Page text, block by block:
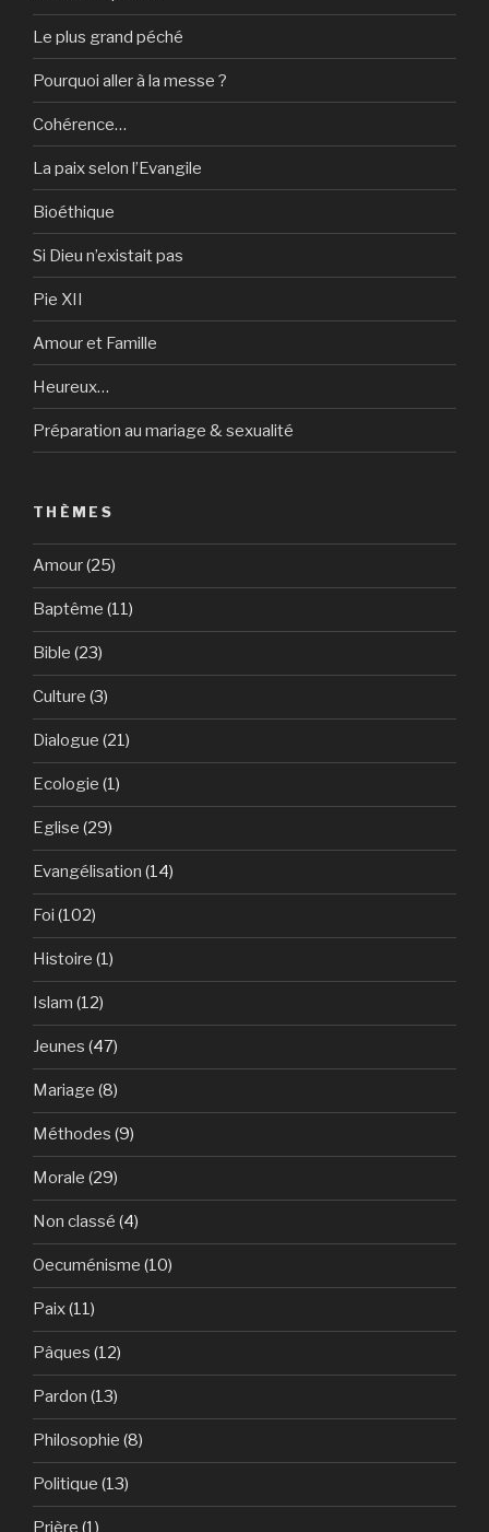
Le plus grand péché
Pourquoi aller à la messe ?
Cohérence…
La paix selon l’Evangile
Bioéthique
Si Dieu n’existait pas
Pie XII
Amour et Famille
Heureux…
Préparation au mariage & sexualité
THÈMES
Amour(25)
Baptême (11)
Bible (23)
Culture (3)
Dialogue (21)
Ecologie (1)
Eglise (29)
Evangélisation (14)
Foi (102)
Histoire (1)
Islam (12)
Jeunes (47)
Mariage (8)
Méthodes (9)
Morale (29)
Non classé (4)
Oecuménisme (10)
Paix(11)
Pâques (12)
Pardon (13)
Philosophie (8)
Politique (13)
Prière (1)